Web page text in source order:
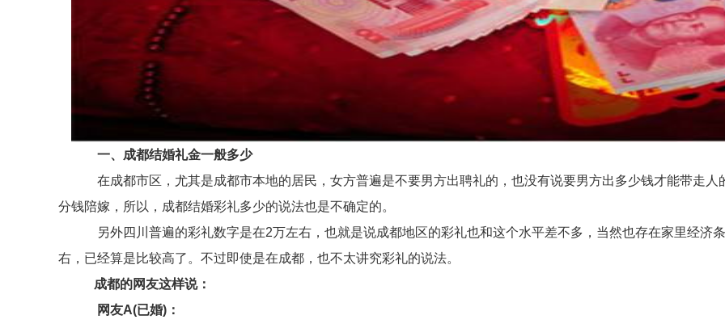
一、成都结婚礼金一般多少
在成都市区，尤其是成都市本地的居民，女方普遍是不要男方出聘礼的，也没有说要男方出多少钱才能带走人
分钱陪嫁，所以，成都结婚彩礼多少的说法也是不确定的。
另外四川普遍的彩礼数字是在2万左右，也就是说成都地区的彩礼也和这个水平差不多，当然也存在家里经济
右，已经算是比较高了。不过即使是在成都，也不太讲究彩礼的说法。
成都的网友这样说：
网友A(已婚)：